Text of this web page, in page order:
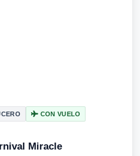
CON VUELO
Miracle